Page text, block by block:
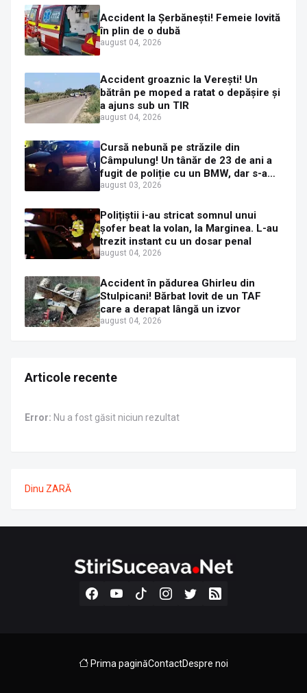
Accident la Șerbănești! Femeie lovită
în plin de o dubă
august 04, 2026
Accident groaznic la Verești! Un
bătrân pe moped a ratat o depășire și
a ajuns sub un TIR
august 04, 2026
Cursă nebună pe străzile din
Câmpulung! Un tânăr de 23 de ani a
fugit de poliție cu un BMW, dar s-a
oprit într-un gard de pe strada
august 03, 2026
Polițiștii i-au stricat somnul unui
șofer beat la volan, la Marginea. L-au
trezit instant cu un dosar penal
august 04, 2026
Accident în pădurea Ghirleu din
Stulpicani! Bărbat lovit de un TAF
care a derapat lângă un izvor
august 04, 2026
Articole recente
Error: Nu a fost găsit niciun rezultat
Dinu ZARĂ
Prima paginăContactDespre noi